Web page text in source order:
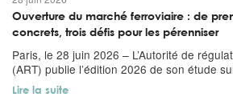
Ouverture du marché ferroviaire : de
concrets, trois défis pour les pérenniser
Paris, le 28 juin 2026 – L’Autorité de
(ART) publie l’édition 2026 de son étude
Lire la suite